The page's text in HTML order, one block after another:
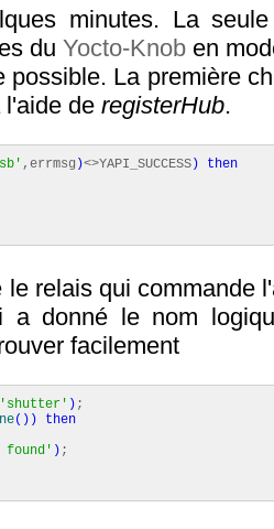
minutes. La
du Yocto-Knob en
possible. La première
de registerHub.
,errmsg )<>YAPI_SUCCESS )
then
le relais qui commande
a donné le nom
facilement
'shutter' ) ;
( ) )
then
found' ) ;